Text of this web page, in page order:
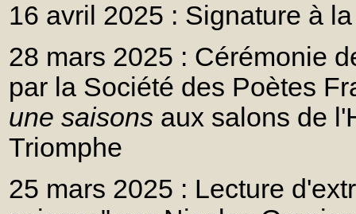
16 avril 2025 : Signature à
28 mars 2025 : Cérémonie
par la Société des Poètes
une saisons aux salons de
Triomphe
25 mars 2025 : Lecture